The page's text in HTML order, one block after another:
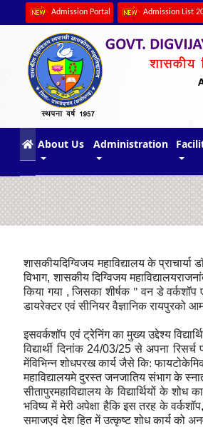
Admission Portal Admission List
(current)
About Us Administration
शासकीयदिग्विजय महाविद्यालय के
विभाग,शासकीय दिग्विजय
किया गया ,जिसका शीर्षक " वन डे
डायरेक्टर एवं सीनियर वैज्ञानिक रायपुरको
इसवर्कशॉप एवं ट्रेनिंग का मुख्य उद्देश्य
विद्यार्थी दिनांक 24/03/25से अपना रिसर्च
मेंविभिन्न शोधपरख कार्य जैसे कि:
महाविद्यालयमे दुरस्त जनजातिय संभाग के
सीतापुरमहाविद्यालय के विद्यार्थियों के शोध
भविष्य में मेरी अपेक्षा हैकि इस तरह के वर्कशॉप
समाजएवं देश हित में उत्कृष्ट शोध कार्य को